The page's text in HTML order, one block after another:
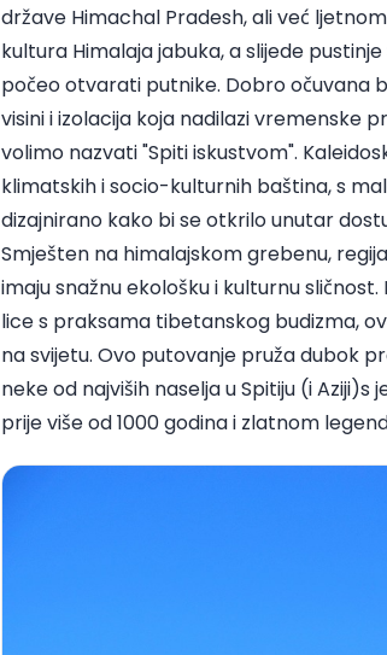
države Himachal Pradesh, ali već
kultura Himalaja jabuka, a slijede
počeo otvarati putnike. Dobro očuvana
visini i izolacija koja nadilazi vremenske
volimo nazvati "Spiti iskustvom".
klimatskih i socio-kulturnih baština, s
dizajnirano kako bi se otkrilo unutar
Smješten na himalajskom grebenu,
imaju snažnu ekološku i kulturnu
lice s praksama tibetanskog budizma,
na svijetu. Ovo putovanje pruža dubok
neke od najviših naselja u Spitiju (i
prije više od 1000 godina i zlatnom